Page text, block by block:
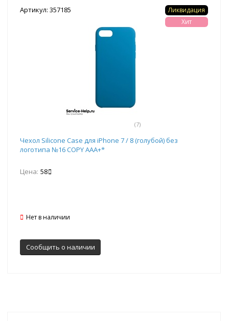
Артикул: 357185
(7)
Ликвидация
Хит
Чехол Silicone Case для iPhone 7 / 8 (голубой) без
логотипа №16 COPY AAA+*
Цена: 58
Нет в наличии
Сообщить о наличии